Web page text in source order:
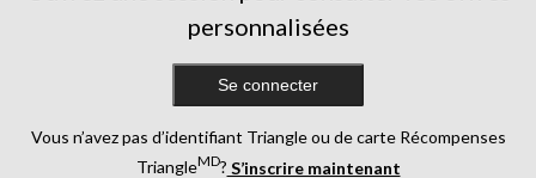
personnalisées
Se connecter
Vous n’avez pas d’identifiant Triangle ou de carte Récompenses
TriangleMD? S’inscrire maintenant